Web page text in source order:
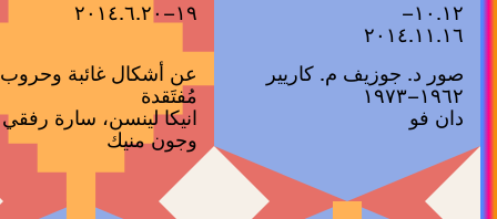
١٠.١٢–
٢٠١٤.١١.١٦
‫صور د. جوزيف م. كاريير
١٩٦٢–١٩٧٣ ‬
دان فو
١٩–٢٠١٤.٦.٢٠
عن أشكال غائبة وحروب
مُفتَقدة
انيكا لينسن، سارة رفقي
وجون منيك